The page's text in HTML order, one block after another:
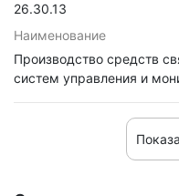
26.30.13
Наименование
Производство средств
систем управления и